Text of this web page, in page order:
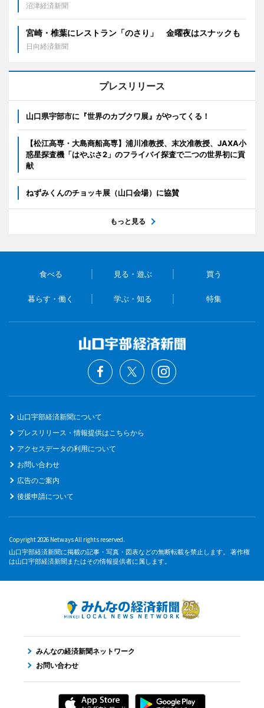
沼津経済新聞
宮崎・椎葉にレストラン「のさり」 金曜夜はスナックも
日向経済新聞
プレスリリース
山口県宇部市に『世界のカブクワ展』がやってくる！
【松江高専・大島商船高専】浦川准教授、末次准教授、JAXA小
惑星探査機「はやぶさ2」のフライバイ探査で二つの世界初に貢
献
ねずみくんのチョッキ展（山口会場）に協賛
もっと見る
食べる 見る・遊ぶ 買う
暮らす・働く 学ぶ・知る 特集
山口宇部経済新聞について
プレスリリース・情報提供はこちらから
アクセスデータの利用について
お問い合わせ
広告のご案内
後援申請について
Copyright 2026 Netways All rights reserved.
山口宇部経済新聞に掲載の記事・写真・図表などの無断転載を禁止します。 著作権
は山口宇部経済新聞またはその情報提供者に属します。
みんなの経済新聞ネットワーク
お問い合わせ